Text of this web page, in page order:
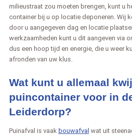
milieustraat zou moeten brengen, kunt u
container bij u op locatie deponeren. Wij
door u aangegeven dag en locatie
werkzaamheden kunt u dit aangeven via
dus een hoop tijd en energie, die u weer
afronden van uw klus.
Wat kunt u allemaal
puincontainer voor in
Leiderdorp?
Puinafval is vaak bouwafval wat uit